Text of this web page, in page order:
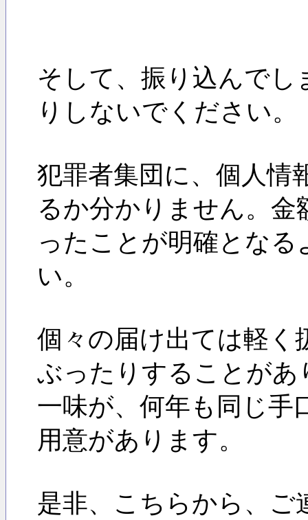
そして、振り込んで
りしないでください。
犯罪者集団に、個人情
るか分かりません。
ったことが明確とな
い。
個々の届け出ては軽く
ぶったりすることがあ
一味が、何年も同じ手
用意があります。
是非、こちらから、ご